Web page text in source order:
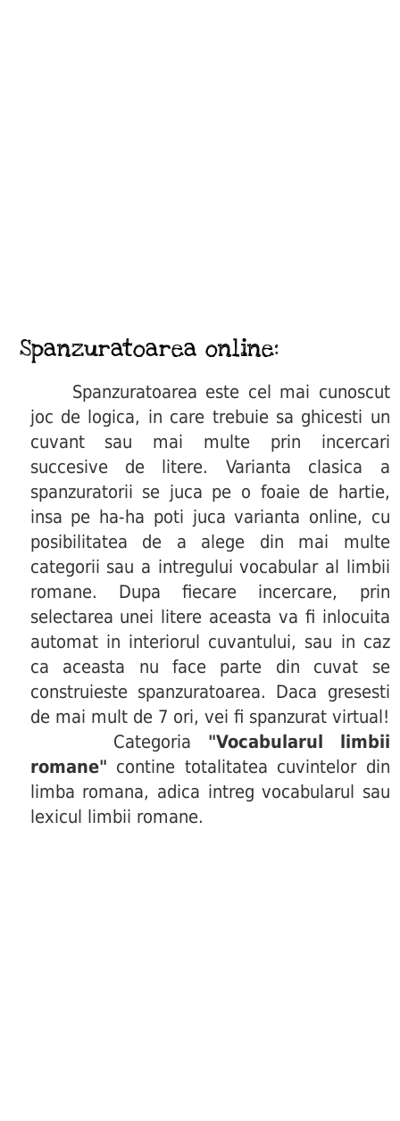
Spanzuratoarea online:
Spanzuratoarea este cel mai cunoscut
joc de logica, in care trebuie sa ghicesti un
cuvant sau mai multe prin incercari
succesive de litere. Varianta clasica a
spanzuratorii se juca pe o foaie de hartie,
insa pe ha-ha poti juca varianta online, cu
posibilitatea de a alege din mai multe
categorii sau a intregului vocabular al limbii
romane. Dupa fiecare incercare, prin
selectarea unei litere aceasta va fi inlocuita
automat in interiorul cuvantului, sau in caz
ca aceasta nu face parte din cuvat se
construieste spanzuratoarea. Daca gresesti
de mai mult de 7 ori, vei fi spanzurat virtual!
Categoria "Vocabularul limbii
romane" contine totalitatea cuvintelor din
limba romana, adica intreg vocabularul sau
lexicul limbii romane.